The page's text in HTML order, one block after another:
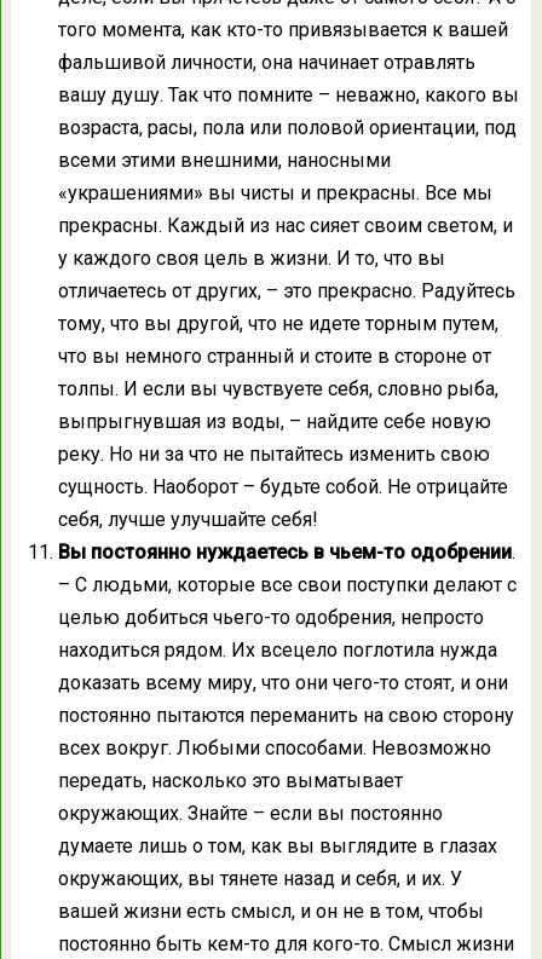
того момента, как кто-то привязывается к вашей
фальшивой личности, она начинает отравлять
вашу душу. Так что помните – неважно, какого вы
возраста, расы, пола или половой ориентации, под
всеми этими внешними, наносными
«украшениями» вы чисты и прекрасны. Все мы
прекрасны. Каждый из нас сияет своим светом, и
у каждого своя цель в жизни. И то, что вы
отличаетесь от других, – это прекрасно. Радуйтесь
тому, что вы другой, что не идете торным путем,
что вы немного странный и стоите в стороне от
толпы. И если вы чувствуете себя, словно рыба,
выпрыгнувшая из воды, – найдите себе новую
реку. Но ни за что не пытайтесь изменить свою
сущность. Наоборот – будьте собой. Не отрицайте
себя, лучше улучшайте себя!
Вы постоянно нуждаетесь в чьем-то одобрении.
– С людьми, которые все свои поступки делают с
целью добиться чьего-то одобрения, непросто
находиться рядом. Их всецело поглотила нужда
доказать всему миру, что они чего-то стоят, и они
постоянно пытаются переманить на свою сторону
всех вокруг. Любыми способами. Невозможно
передать, насколько это выматывает
окружающих. Знайте – если вы постоянно
думаете лишь о том, как вы выглядите в глазах
окружающих, вы тянете назад и себя, и их. У
вашей жизни есть смысл, и он не в том, чтобы
постоянно быть кем-то для кого-то. Смысл жизни